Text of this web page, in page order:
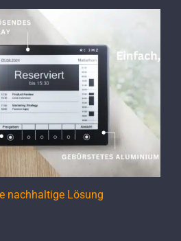
nachhaltige Lösung